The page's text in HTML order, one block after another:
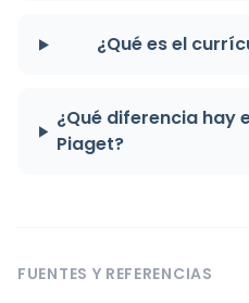
¿Qué es el
¿Qué diferencia hay
Piaget?
FUENTES Y REFERENCIAS